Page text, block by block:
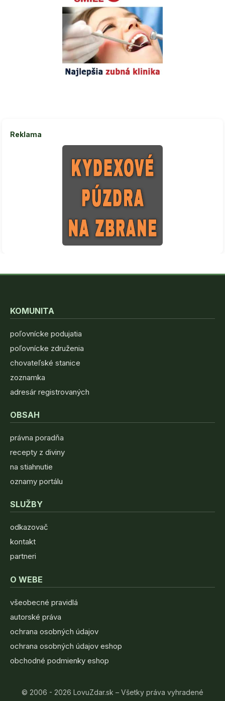
Reklama
KOMUNITA
poľovnícke podujatia
poľovnícke združenia
chovateľské stanice
zoznamka
adresár registrovaných
OBSAH
právna poradňa
recepty z diviny
na stiahnutie
oznamy portálu
SLUŽBY
odkazovač
kontakt
partneri
O WEBE
všeobecné pravidlá
autorské práva
ochrana osobných údajov
ochrana osobných údajov eshop
obchodné podmienky eshop
© 2006 - 2026 LovuZdar.sk – Všetky práva vyhradené